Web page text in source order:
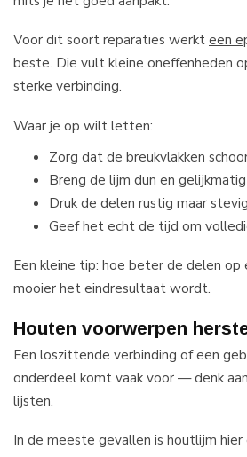
Voor dit soort reparaties werkteen
beste. Die vult kleine oneffenheden
sterke verbinding.
Waar je op wilt letten:
Zorg dat de breukvlakken
Breng de lijm dun en
Druk de delen rustig maar
Geef het echt de tijd om
Een kleine tip: hoe beter de delen op
mooier het eindresultaat wordt.
Houten voorwerpen
Een loszittende verbinding of een
onderdeel komt vaak voor — denk
lijsten.
In de meeste gevallen is houtlijm hier